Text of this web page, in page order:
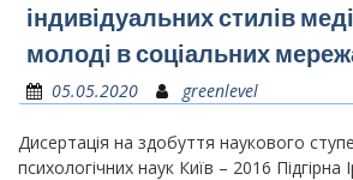
індивідуальних стилів
молоді в соціальних
05.05.2020 greenlevel
Дисертація на здобуття наукового
психологічних наук Київ – 2016 Підгірна